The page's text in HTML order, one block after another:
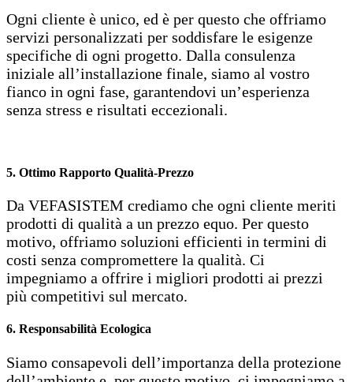
Ogni cliente è unico, ed è per questo che offriamo
servizi personalizzati per soddisfare le esigenze
specifiche di ogni progetto. Dalla consulenza
iniziale all’installazione finale, siamo al vostro
fianco in ogni fase, garantendovi un’esperienza
senza stress e risultati eccezionali.
5. Ottimo Rapporto Qualità-Prezzo
Da VEFASISTEM crediamo che ogni cliente meriti
prodotti di qualità a un prezzo equo. Per questo
motivo, offriamo soluzioni efficienti in termini di
costi senza compromettere la qualità. Ci
impegniamo a offrire i migliori prodotti ai prezzi
più competitivi sul mercato.
6. Responsabilità Ecologica
Siamo consapevoli dell’importanza della protezione